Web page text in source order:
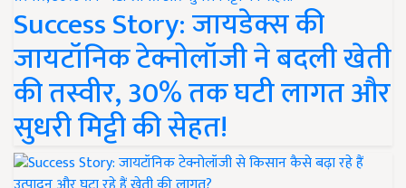
Success Story: जायडेक्स की
जायटॉनिक टेक्नोलॉजी ने बदली खेती
की तस्वीर, 30% तक घटी लागत और
सुधरी मिट्टी की सेहत!